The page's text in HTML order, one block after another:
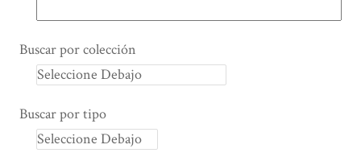
Buscar por colección
Buscar por tipo